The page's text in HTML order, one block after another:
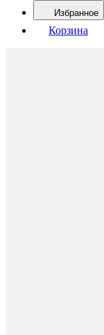
Избранное
Корзина